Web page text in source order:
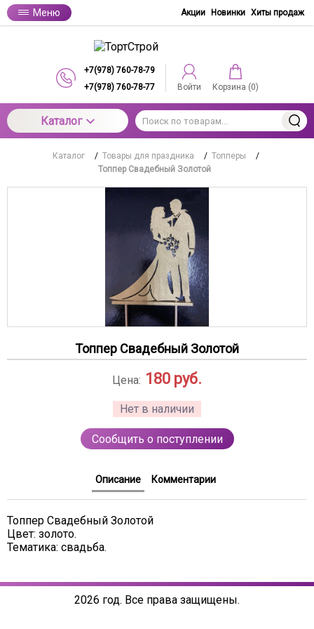
Меню Акции Новинки Хиты продаж
+7(978) 760-78-79
+7(978) 760-78-77
Войти Корзина (0)
Каталог
Каталог / Товары для праздника / Топперы
/
Топпер Свадебный Золотой
Топпер Свадебный Золотой
Нет в наличии
Цена: 180 руб.
Сообщить о поступлении
Описание Комментарии
Топпер Свадебный Золотой
Цвет: золото.
Тематика: свадьба.
2026 год. Все права защищены.